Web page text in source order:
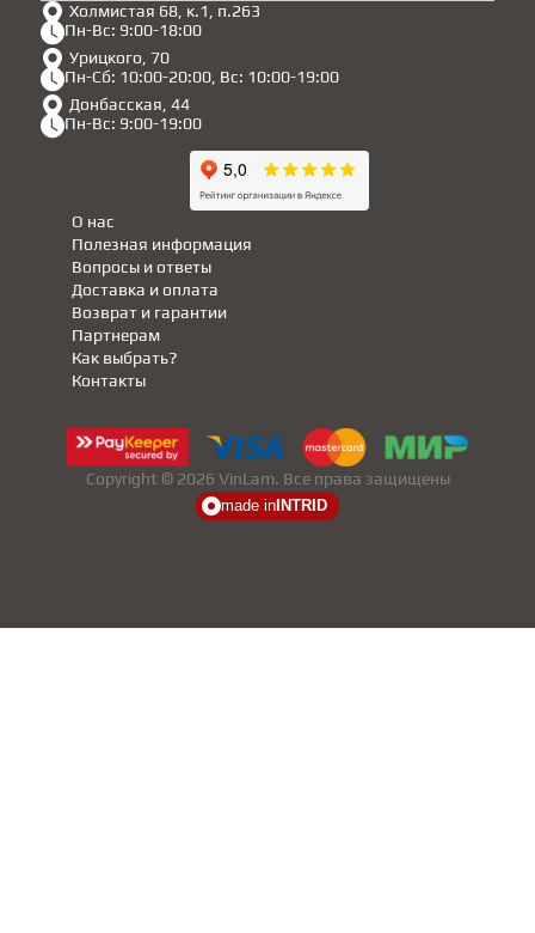
Холмистая 68, к.1, п.263
Пн-Вс: 9:00-18:00
Урицкого, 70
Пн-Сб: 10:00-20:00, Вс: 10:00-19:00
Донбасская, 44
Пн-Вс: 9:00-19:00
Полезная информация
Партнерам
Вопросы и ответы
Доставка и оплата
Возврат и гарантии
Как выбрать?
О нас
Контакты
Copyright © 2026 VinLam. Все права защищены
made in INTRID